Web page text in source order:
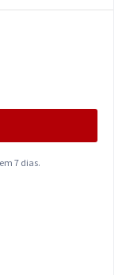
7 dias.